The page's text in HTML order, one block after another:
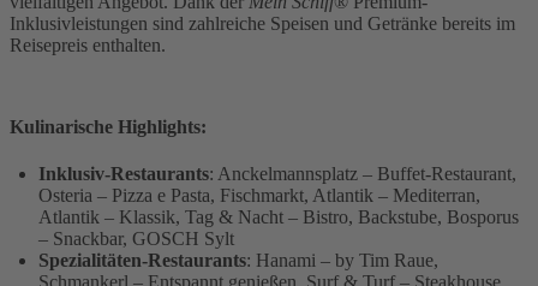
Inklusivleistungen sind zahlreiche Speisen und Getränke bereits im
Reisepreis enthalten.
Kulinarische Highlights:
Inklusiv-Restaurants: Anckelmannsplatz – Buffet-Restaurant,
Osteria – Pizza e Pasta, Fischmarkt, Atlantik – Mediterran,
Atlantik – Klassik, Tag & Nacht – Bistro, Backstube, Bosporus
– Snackbar, GOSCH Sylt
Spezialitäten-Restaurants: Hanami – by Tim Raue,